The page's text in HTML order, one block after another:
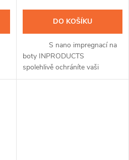
DO KOŠÍKU
S nano impregnací na
boty INPRODUCTS
spolehlivě ochráníte vaši
textilní, semišovou a